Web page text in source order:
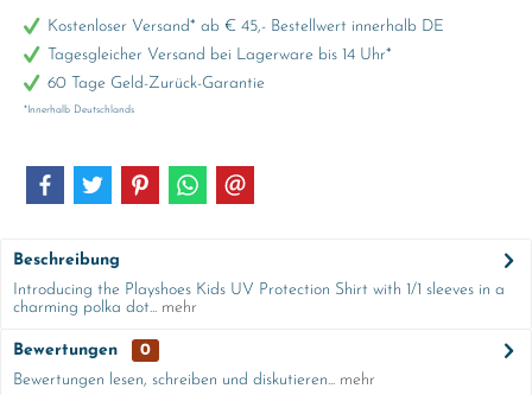
Kostenloser Versand* ab € 45,- Bestellwert innerhalb DE
Tagesgleicher Versand bei Lagerware bis 14 Uhr*
60 Tage Geld-Zurück-Garantie
*Innerhalb Deutschlands
Beschreibung
Introducing the Playshoes Kids UV Protection Shirt with 1/1 sleeves in a
charming polka dot... mehr
Bewertungen
0
Bewertungen lesen, schreiben und diskutieren... mehr